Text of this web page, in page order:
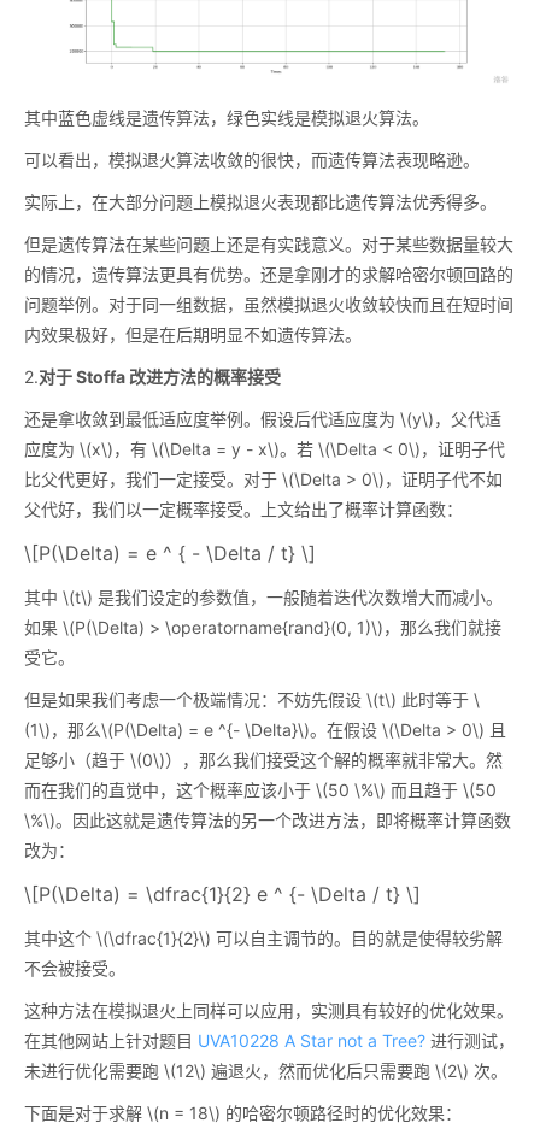
其中蓝色虚线是遗传算法，绿色实线是模拟退火算法。
可以看出，模拟退火算法收敛的很快，而遗传算法表现略逊。
实际上，在大部分问题上模拟退火表现都比遗传算法优秀得多。
但是遗传算法在某些问题上还是有实践意义。对于某些数据量较大
的情况，遗传算法更具有优势。还是拿刚才的求解哈密尔顿回路的
问题举例。对于同一组数据，虽然模拟退火收敛较快而且在短时间
内效果极好，但是在后期明显不如遗传算法。
2.对于 Stoffa 改进方法的概率接受
还是拿收敛到最低适应度举例。假设后代适应度为 \(y\)，父代适
应度为 \(x\)，有 \(\Delta = y - x\)。若 \(\Delta < 0\)，证明子代
比父代更好，我们一定接受。对于 \(\Delta > 0\)，证明子代不如
父代好，我们以一定概率接受。上文给出了概率计算函数：
\[P(\Delta) = e ^ { - \Delta / t} \]
其中 \(t\) 是我们设定的参数值，一般随着迭代次数增大而减小。
如果 \(P(\Delta) > \operatorname{rand}(0, 1)\)，那么我们就接
受它。
但是如果我们考虑一个极端情况：不妨先假设 \(t\) 此时等于 \
(1\)，那么\(P(\Delta) = e ^{- \Delta}\)。在假设 \(\Delta > 0\) 且
足够小（趋于 \(0\)），那么我们接受这个解的概率就非常大。然
而在我们的直觉中，这个概率应该小于 \(50 \%\) 而且趋于 \(50
\%\)。因此这就是遗传算法的另一个改进方法，即将概率计算函数
改为：
\[P(\Delta) = \dfrac{1}{2} e ^ {- \Delta / t} \]
其中这个 \(\dfrac{1}{2}\) 可以自主调节的。目的就是使得较劣解
不会被接受。
这种方法在模拟退火上同样可以应用，实测具有较好的优化效果。
在其他网站上针对题目 UVA10228 A Star not a Tree? 进行测试，
未进行优化需要跑 \(12\) 遍退火，然而优化后只需要跑 \(2\) 次。
下面是对于求解 \(n = 18\) 的哈密尔顿路径时的优化效果：